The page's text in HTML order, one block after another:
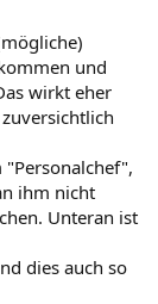
und
wirkt eher
"Personalchef",
ihm nicht
Unteran ist
dies auch so